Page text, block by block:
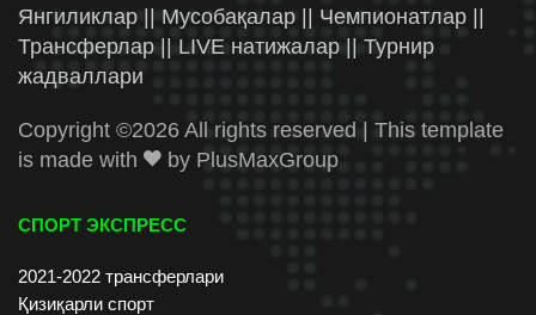
Янгиликлар || Мусобақалар || Чемпионатлар ||
Трансферлар || LIVE натижалар || Турнир
жадваллари
Copyright ©2026 All rights reserved | This template
is made with
by PlusMaxGroup
СПОРТ ЭКСПРЕСС
2021-2022 трансферлари
Қизиқарли спорт